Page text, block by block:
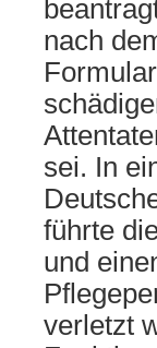
nach
sei. In
führte
und
verletzt